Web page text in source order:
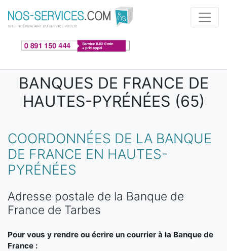
Aller au contenu principal
BANQUES DE FRANCE DE
HAUTES-PYRÉNÉES (65)
COORDONNÉES DE LA BANQUE
DE FRANCE EN HAUTES-
PYRÉNÉES
Adresse postale de la Banque de
France de Tarbes
Pour vous y rendre ou écrire un courrier à la Banque de
France :